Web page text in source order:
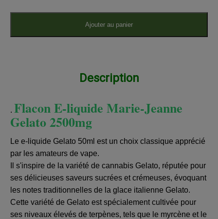
Ajouter au panier
Description
. Flacon E-liquide Marie-Jeanne
Gelato 2500mg
Le e-liquide Gelato 50ml est un choix classique apprécié
par les amateurs de vape.
Il s'inspire de la variété de cannabis Gelato, réputée pour
ses délicieuses saveurs sucrées et crémeuses, évoquant
les notes traditionnelles de la glace italienne Gelato.
Cette variété de Gelato est spécialement cultivée pour
ses niveaux élevés de terpènes, tels que le myrcène et le